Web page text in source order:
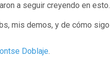
a seguir creyendo en esto.
mis demos, y de cómo sigo
Doblaje.